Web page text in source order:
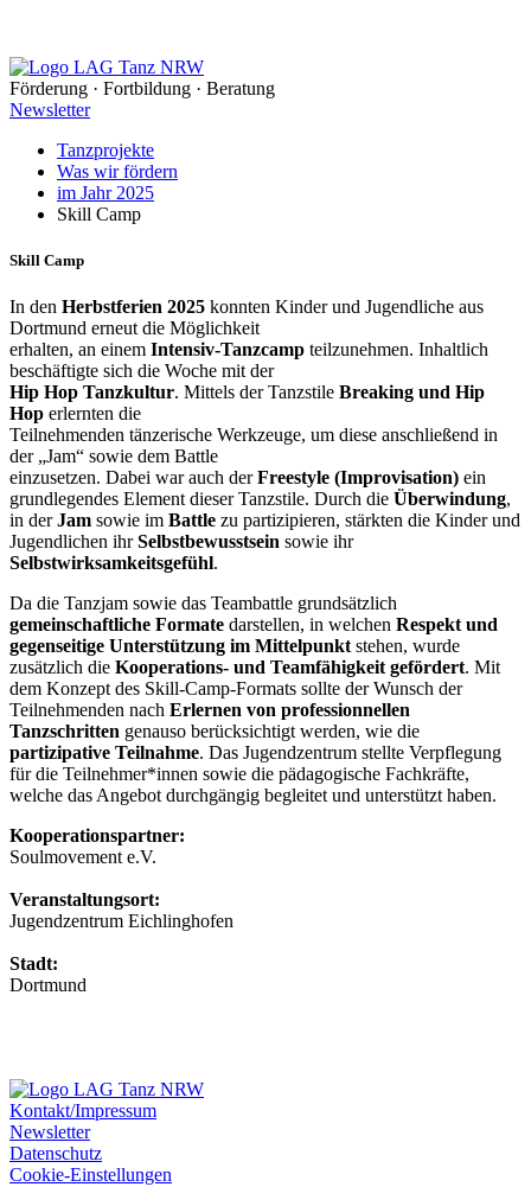
Förderung · Fortbildung · Beratung
Newsletter
Tanzprojekte
Was wir fördern
im Jahr 2025
Skill Camp
Skill Camp
In den Herbstferien 2025 konnten Kinder und Jugendliche aus
Dortmund erneut die Möglichkeit
erhalten, an einem Intensiv-Tanzcamp teilzunehmen. Inhaltlich
beschäftigte sich die Woche mit der
Hip Hop Tanzkultur. Mittels der Tanzstile Breaking und Hip
Hop erlernten die
Teilnehmenden tänzerische Werkzeuge, um diese anschließend in
der „Jam“ sowie dem Battle
einzusetzen. Dabei war auch derFreestyle (Improvisation) ein
grundlegendes Element dieser Tanzstile. Durch die Überwindung,
in derJam sowie im Battle zu partizipieren, stärkten die Kinder und
Jugendlichen ihrSelbstbewusstsein sowie ihr
Selbstwirksamkeitsgefühl.
Da die Tanzjam sowie das Teambattle grundsätzlich
gemeinschaftliche Formate darstellen, in welchen Respekt und
gegenseitige Unterstützung im Mittelpunkt stehen, wurde
zusätzlich die Kooperations- und Teamfähigkeit gefördert. Mit
dem Konzept des Skill-Camp-Formats sollte der Wunsch der
Teilnehmenden nach Erlernen von professionnellen
Tanzschritten genauso berücksichtigt werden, wie die
partizipative Teilnahme. Das Jugendzentrum stellte Verpflegung
für die Teilnehmer*innen sowie die pädagogische Fachkräfte,
welche das Angebot durchgängig begleitet und unterstützt haben.
Kooperationspartner:
Soulmovement e.V.
Veranstaltungsort:
Jugendzentrum Eichlinghofen
Stadt:
Dortmund
Kontakt/Impressum
Newsletter
Datenschutz
Cookie-Einstellungen